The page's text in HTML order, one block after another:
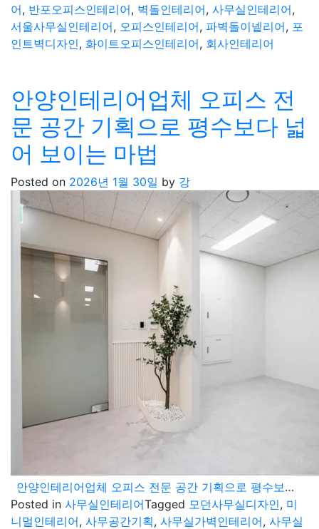
어, 반포오피스인테리어, 벽돌인테리어, 사무실인테리어,
서울사무실인테리어, 오피스인테리어, 파벽돌이넽리어, 포
인트벽디자인, 화이트오피스인테리어, 회사인테리어
안양인테리어업체 오피스 전
문 공간 기획으로 평수보다 넓
어 보이는 마법
Posted on 2026년 1월 30일 by 강
안양인테리어업체 오피스 전문 공간 기획으로 평수보다 넓어 보이는 마법
Posted in 사무실인테리어Tagged 모던사무실디자인, 미
니멀인테리어, 사무공간기획, 사무실가벽인테리어, 사무실